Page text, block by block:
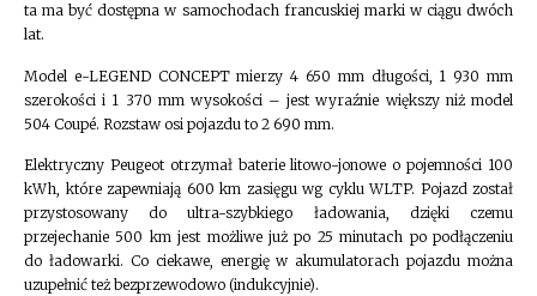
ta ma być dostępna w samochodach francuskiej marki w ciągu dwóch
lat.
Model e-LEGEND CONCEPT mierzy 4 650 mm długości, 1 930 mm
szerokości i 1 370 mm wysokości – jest wyraźnie większy niż model
504 Coupé. Rozstaw osi pojazdu to 2 690 mm.
Elektryczny Peugeot otrzymał baterie litowo-jonowe o pojemności 100
kWh, które zapewniają 600 km zasięgu wg cyklu WLTP. Pojazd został
przystosowany do ultra-szybkiego ładowania, dzięki czemu
przejechanie 500 km jest możliwe już po 25 minutach po podłączeniu
do ładowarki. Co ciekawe, energię w akumulatorach pojazdu można
uzupełnić też bezprzewodowo (indukcyjnie).